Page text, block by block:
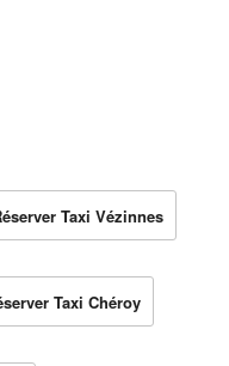
Taxi Vézinnes
Taxi Chéroy